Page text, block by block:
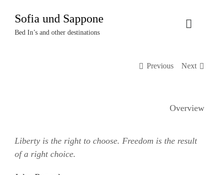
Inhalt
springen
Sofia und Sappone
Bed In’s and other destinations
Toggle
Termine
Previous Next
Overview
Liberty is the right to choose. Freedom is the result
of a right choice.